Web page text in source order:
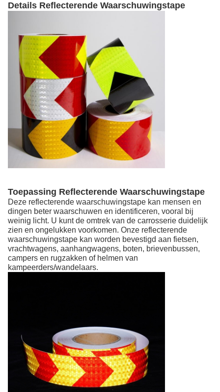
Details Reflecterende Waarschuwingstape
Toepassing Reflecterende Waarschuwingstape
Deze reflecterende waarschuwingstape kan mensen en
dingen beter waarschuwen en identificeren, vooral bij
weinig licht. U kunt de omtrek van de carrosserie duidelijk
zien en ongelukken voorkomen. Onze reflecterende
waarschuwingstape kan worden bevestigd aan fietsen,
vrachtwagens, aanhangwagens, boten, brievenbussen,
campers en rugzakken of helmen van
kampeerders/wandelaars.